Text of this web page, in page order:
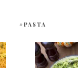
#PASTA